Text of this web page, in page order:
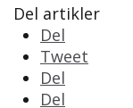
Del artikler
Del
Tweet
Del
Del